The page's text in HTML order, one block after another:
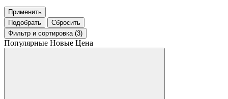
Применить
Подобрать
Сбросить
Фильтр и сортировка (3)
Популярные Новые Цена